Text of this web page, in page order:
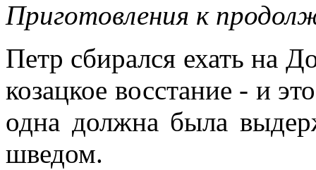
Приготовления к
Петр сбирался ехать на
козацкое восстание - и
одна должна была
шведом.